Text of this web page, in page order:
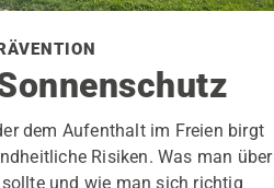
dem Aufenthalt im Freien birgt
Risiken. Was man über
und wie man sich richtig